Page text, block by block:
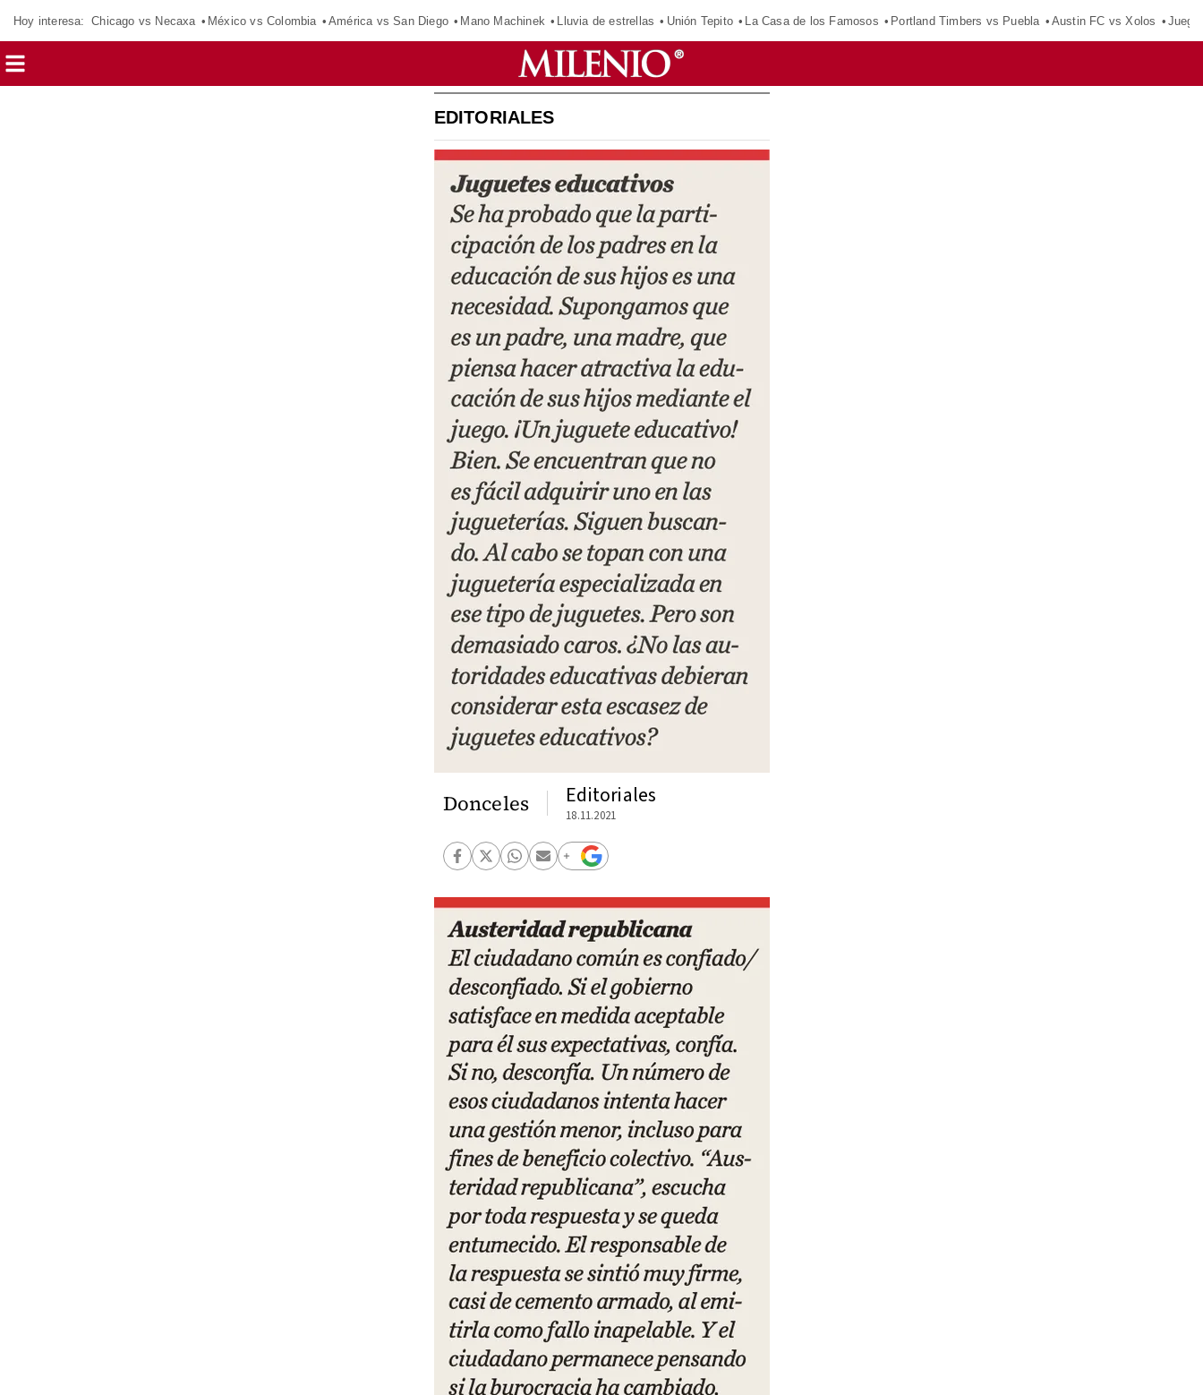
Hoy interesa: Chicago vs Necaxa México vs Colombia América vs San Diego Mano Machinek Lluvia de estrellas Unión Tepito La Casa de los Famosos Portland Timbers vs Puebla Austin FC vs Xolos
EDITORIALES
Donceles Editoriales
18.11.2021